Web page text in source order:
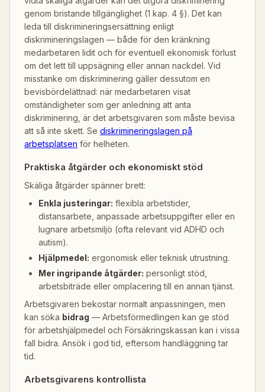
genom bristande tillgänglighet (1 kap. 4 §). Det kan
leda till diskrimineringsersättning enligt
diskrimineringslagen — både för den kränkning
medarbetaren lidit och för eventuell ekonomisk förlust
om det lett till uppsägning eller annan nackdel. Vid
misstanke om diskriminering gäller dessutom en
bevisbördelättnad: när medarbetaren visat
omständigheter som ger anledning att anta
diskriminering, är det arbetsgivaren som måste bevisa
att så inte skett. Se diskrimineringslagen på
arbetsplatsen för helheten.
Praktiska åtgärder och ekonomiskt stöd
Skäliga åtgärder spänner brett:
Enkla justeringar: flexibla arbetstider,
distansarbete, anpassade arbetsuppgifter eller en
lugnare arbetsmiljö (ofta relevant vid ADHD och
autism).
Hjälpmedel: ergonomisk eller teknisk utrustning.
Mer ingripande åtgärder: personligt stöd,
arbetsbiträde eller omplacering till en annan tjänst.
Arbetsgivaren bekostar normalt anpassningen, men
kan söka bidrag — Arbetsförmedlingen kan ge stöd
för arbetshjälpmedel och Försäkringskassan kan i vissa
fall bidra. Ansök i god tid, eftersom handläggning tar
tid.
Arbetsgivarens kontrollista